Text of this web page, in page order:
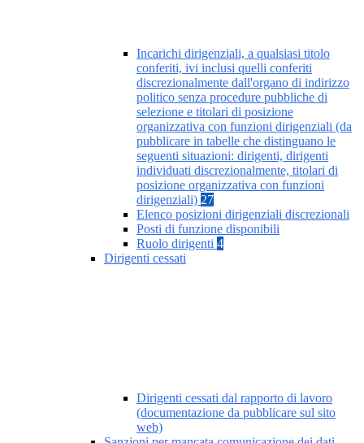
Incarichi dirigenziali, a qualsiasi titolo
conferiti, ivi inclusi quelli conferiti
discrezionalmente dall'organo di indirizzo
politico senza procedure pubbliche di
selezione e titolari di posizione
organizzativa con funzioni dirigenziali (da
pubblicare in tabelle che distinguano le
seguenti situazioni: dirigenti, dirigenti
individuati discrezionalmente, titolari di
posizione organizzativa con funzioni
dirigenziali) 27
Elenco posizioni dirigenziali discrezionali
Posti di funzione disponibili
Ruolo dirigenti 4
Dirigenti cessati
Dirigenti cessati dal rapporto di lavoro
(documentazione da pubblicare sul sito
web)